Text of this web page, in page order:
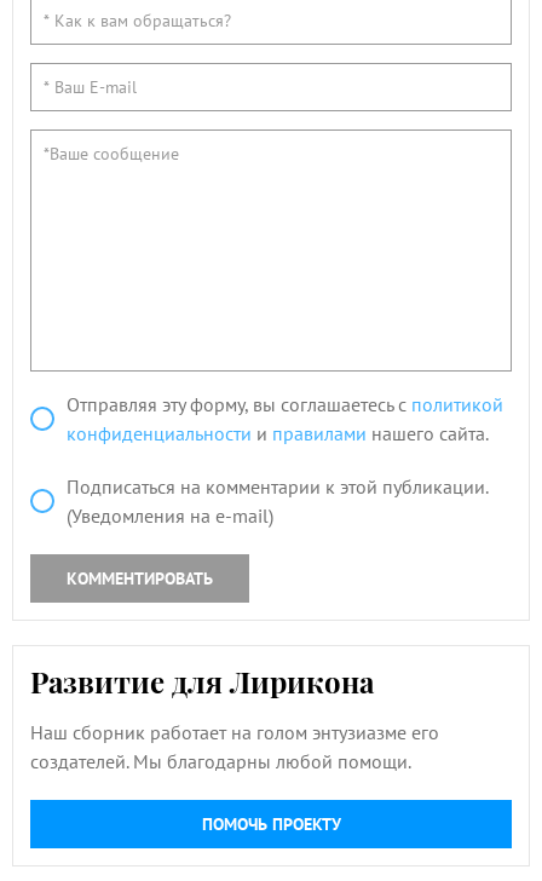
Отправляя эту форму, вы соглашаетесь с политикой
конфиденциальности и правилами нашего сайта.
Подписаться на комментарии к этой публикации.
(Уведомления на e-mail)
КОММЕНТИРОВАТЬ
Развитие для Лирикона
Наш сборник работает на голом энтузиазме его
создателей. Мы благодарны любой помощи.
ПОМОЧЬ ПРОЕКТУ